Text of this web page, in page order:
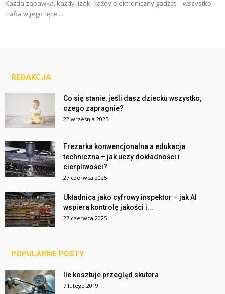
Każda zabawka, każdy lizak, każdy elektroniczny gadżet – wszystko
trafia w jego ręce....
REDAKCJA
Co się stanie, jeśli dasz dziecku wszystko,
czego zapragnie?
22 września 2025
Frezarka konwencjonalna a edukacja
techniczna – jak uczy dokładności i
cierpliwości?
27 czerwca 2025
Układnica jako cyfrowy inspektor – jak AI
wspiera kontrolę jakości i...
27 czerwca 2025
POPULARNE POSTY
Ile kosztuje przegląd skutera
7 lutego 2019